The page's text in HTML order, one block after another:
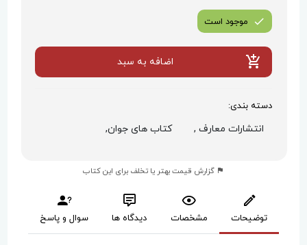
موجود است
اضافه به سبد
دسته بندی:
انتشارات معارف , کتاب های جوان,
گزارش قیمت بهتر یا تخلف برای این کتاب
توضیحات مشخصات دیدگاه ها سوال و پاسخ